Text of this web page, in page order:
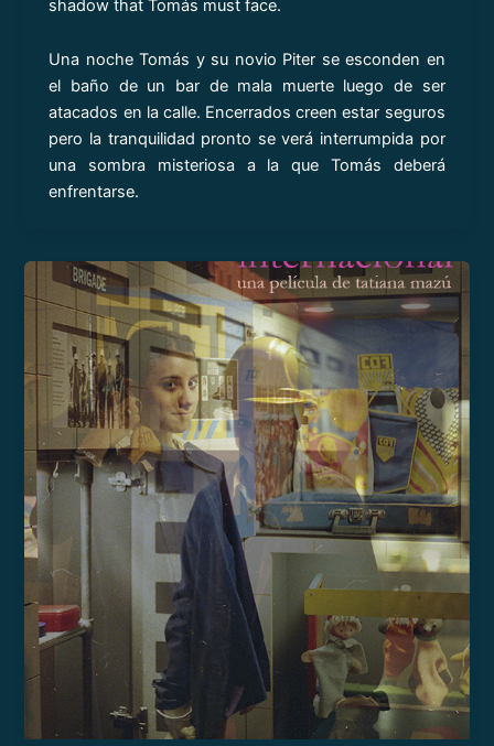
shadow that Tomás must face.
Una noche Tomás y su novio Piter se esconden en
el baño de un bar de mala muerte luego de ser
atacados en la calle. Encerrados creen estar seguros
pero la tranquilidad pronto se verá interrumpida por
una sombra misteriosa a la que Tomás deberá
enfrentarse.